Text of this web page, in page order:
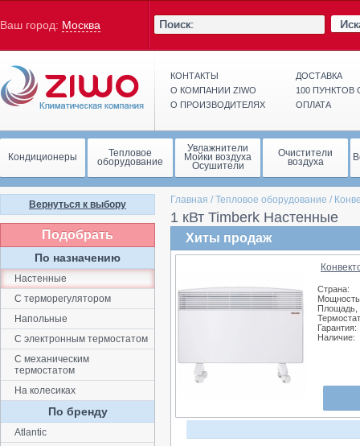
Ваш город: Москва
КОНТАКТЫ
О КОМПАНИИ ZIWO
О ПРОИЗВОДИТЕЛЯХ
ДОСТАВКА
100
ОПЛАТА
Кондиционеры Тепловое
оборудование
Увлажнители
Мойки воздуха
Осушители
Очистители
воздуха
Главная / Тепловое оборудование /
1 кВт Timberk Настенные
Хиты продаж
Страна:
Площадь,
Гарантия:
Наличие:
Вернуться к выбору
Подобрать
По назначению
Настенные
С терморегулятором
Напольные
С электронным термостатом
С механическим
термостатом
На колесиках
По бренду
Atlantic